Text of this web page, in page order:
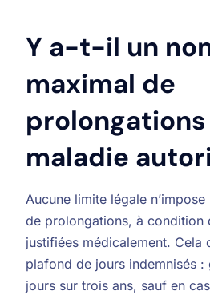
Y a-t-il un
maximal de
prolongations
maladie
Aucune limite légale
de prolongations, à condition
justifiées médicalement. Cela
plafond de jours indemnisés :
jours sur trois ans, sauf en